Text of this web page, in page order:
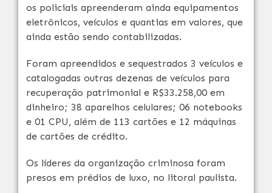
os policiais apreenderam ainda equipamentos
eletrônicos, veículos e quantias em valores, que
ainda estão sendo contabilizadas.
Foram apreendidos e sequestrados 3 veículos e
catalogadas outras dezenas de veículos para
recuperação patrimonial e R$33.258,00 em
dinheiro; 38 aparelhos celulares; 06 notebooks
e 01 CPU, além de 113 cartões e 12 máquinas
de cartões de crédito.
Os líderes da organização criminosa foram
presos em prédios de luxo, no litoral paulista.